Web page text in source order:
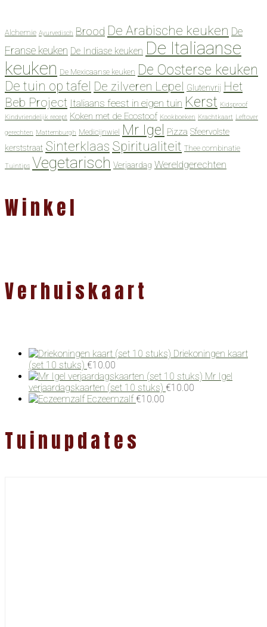
Alchemie Ayurvedisch Brood De Arabische keuken De
Franse keuken De Indiase keuken De Italiaanse
keuken De Mexicaanse keuken De Oosterse keuken
De tuin op tafel De zilveren Lepel Glutenvrij Het
Beb Project Italiaans feest in eigen tuin Kerst Kidsproof
Kindvriendelijk recept Koken met de Ecostoof Kookboeken Krachtkaart Leftover
gerechten Mattemburgh Medicijnwiel Mr Igel Pizza Sfeervolste
kerststraat Sinterklaas Spiritualiteit Thee combinatie
Tuintips Vegetarisch Verjaardag Wereldgerechten
Winkel
Verhuiskaart
Driekoningen kaart
(set 10 stuks) €10.00
Mr Igel
verjaardagskaarten (set 10 stuks) €10.00
Eczeemzalf €10.00
Tuinupdates